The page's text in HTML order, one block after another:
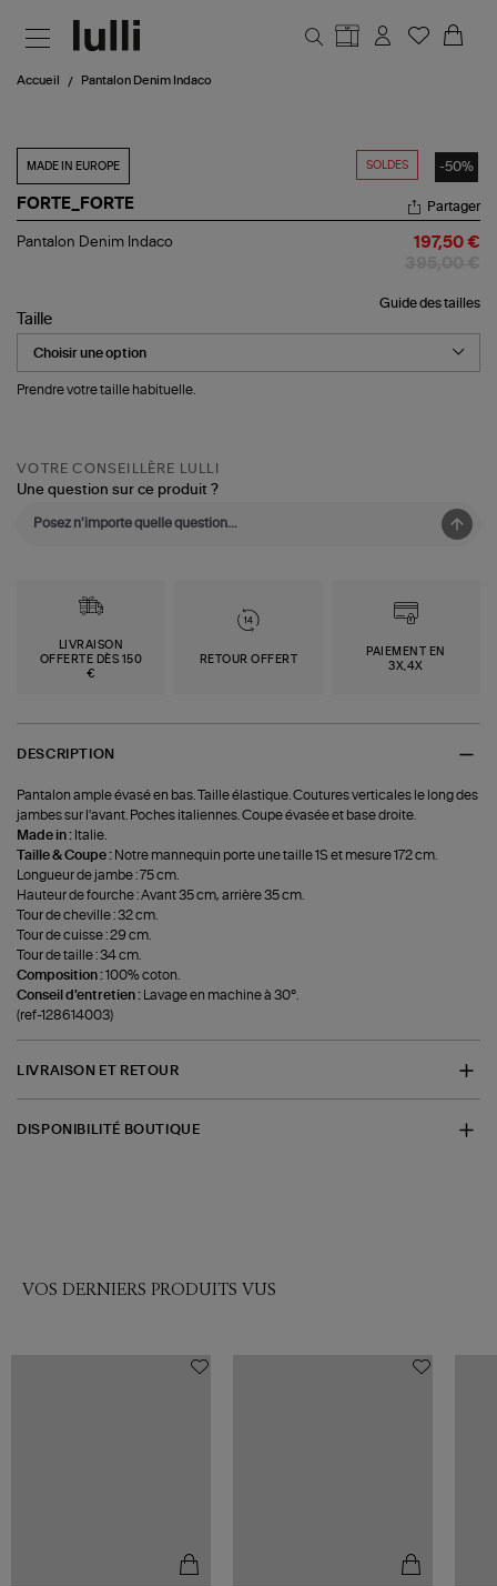
Accueil Pantalon Denim Indaco
SOLDES -50%
MADE IN EUROPE
FORTE_FORTE
Pantalon
Partager
Pantalon Denim Indaco 197,50 €
Guide des tailles
Taille
Prendre votre taille habituelle.
VOTRE CONSEILLÈRE LULLI
Une question sur ce produit ?
LIVRAISON
OFFERTE DÈS 150
€
RETOUR OFFERT
PAIEMENT EN
3X,4X
DESCRIPTION
Pantalon ample évasé en bas. Taille élastique. Coutures verticales le long des
jambes sur l'avant. Poches italiennes. Coupe évasée et base droite.
Made in : Italie.
Taille & Coupe : Notre mannequin porte une taille 1S et mesure 172 cm.
Longueur de jambe : 75 cm.
Hauteur de fourche : Avant 35 cm, arrière 35 cm.
Tour de cheville : 32 cm.
Tour de cuisse : 29 cm.
Tour de taille : 34 cm.
Composition :100% coton.
Conseil d'entretien :
Lavage en machine à 30°.
(ref-128614003)
LIVRAISON ET RETOUR
DISPONIBILITÉ BOUTIQUE
VOS DERNIERS PRODUITS VUS